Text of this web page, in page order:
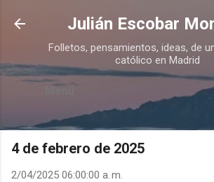
Ir al contenido principal
Julián Escobar
Folletos, pensamientos, ideas, de
católico en Madrid
Menú
4 de febrero de 2025
2/04/2025 06:00:00 a. m.